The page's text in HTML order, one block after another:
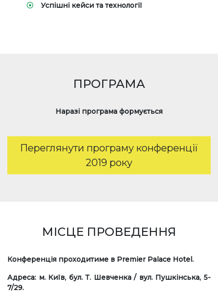
Успішні кейси та технології
ПРОГРАМА
Наразі програма формується
Переглянути програму конференції
2019 року
МІСЦЕ ПРОВЕДЕННЯ
Конференція проходитиме в Premier Palace Hotel.
Адреса: м. Київ, бул. Т. Шевченка / вул. Пушкінська, 5-
7/29.